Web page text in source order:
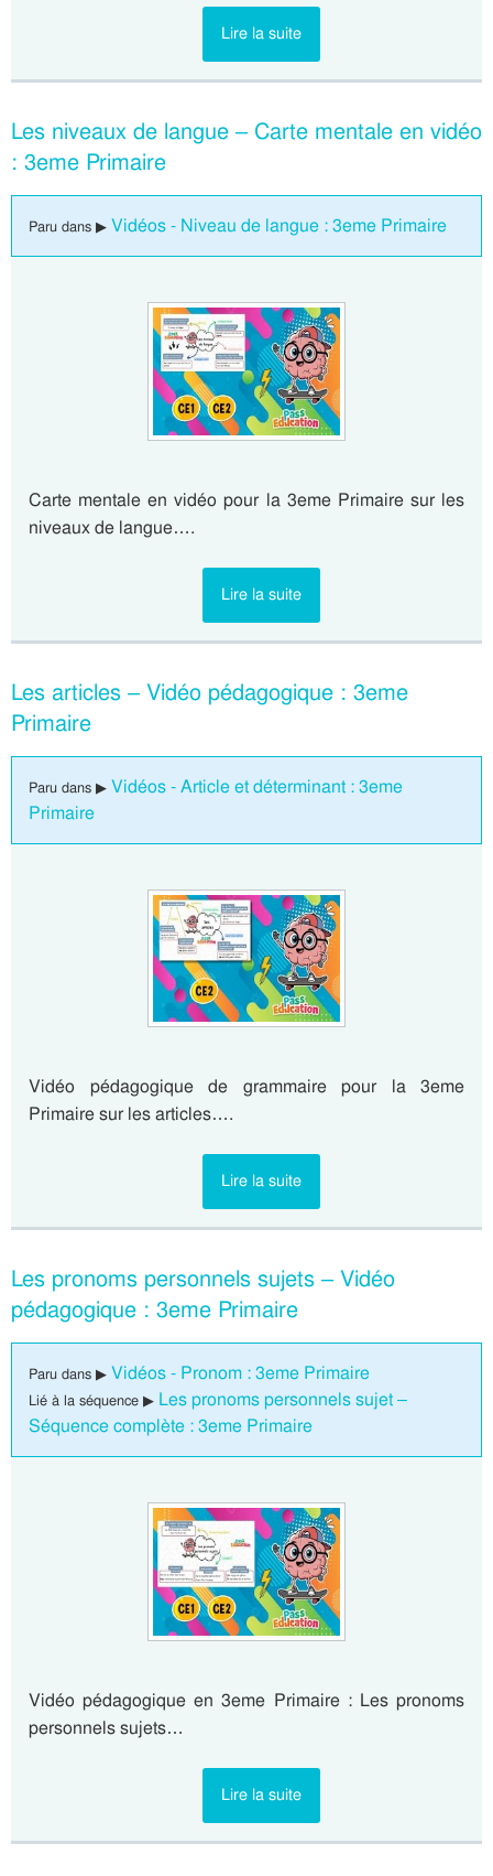
Lire la suite
Les niveaux de langue – Carte mentale en vidéo
: 3eme Primaire
Paru dans ▶ Vidéos - Niveau de langue : 3eme Primaire
Carte mentale en vidéo pour la 3eme Primaire sur les
niveaux de langue….
Lire la suite
Les articles – Vidéo pédagogique : 3eme
Primaire
Paru dans ▶ Vidéos - Article et déterminant : 3eme
Primaire
Vidéo pédagogique de grammaire pour la 3eme
Primaire sur les articles….
Lire la suite
Les pronoms personnels sujets – Vidéo
pédagogique : 3eme Primaire
Paru dans ▶ Vidéos - Pronom : 3eme Primaire
Lié à la séquence ▶ Les pronoms personnels sujet –
Séquence complète : 3eme Primaire
Vidéo pédagogique en 3eme Primaire : Les pronoms
personnels sujets…
Lire la suite